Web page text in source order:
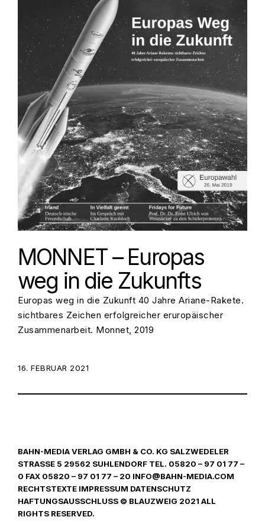
MONNET – Europas
weg in die Zukunfts
Europas weg in die Zukunft 40 Jahre Ariane-Rakete.
sichtbares Zeichen erfolgreicher eruropäischer
Zusammenarbeit. Monnet, 2019
POSTED ON:
16. FEBRUAR 2021
BAHN-MEDIA VERLAG GMBH & CO. KG SALZWEDELER
STRASSE 5 29562 SUHLENDORF TEL. 05820 – 97 01 77 –
0 FAX 05820 – 97 01 77 – 20 INFO@BAHN-MEDIA.COM
RECHTSTEXTE IMPRESSUM DATENSCHUTZ
HAFTUNGSAUSSCHLUSS © BLAUZWEIG 2021 ALL
RIGHTS RESERVED.